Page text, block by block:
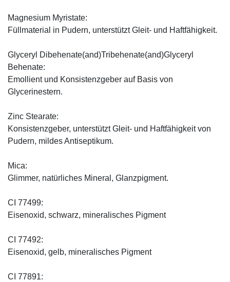
Magnesium Myristate:
Füllmaterial in Pudern, unterstützt Gleit- und Haftfähigkeit.
Glyceryl Dibehenate(and)Tribehenate(and)Glyceryl
Behenate:
Emollient und Konsistenzgeber auf Basis von
Glycerinestern.
Zinc Stearate:
Konsistenzgeber, unterstützt Gleit- und Haftfähigkeit von
Pudern, mildes Antiseptikum.
Mica:
Glimmer, natürliches Mineral, Glanzpigment.
CI 77499:
Eisenoxid, schwarz, mineralisches Pigment
CI 77492:
Eisenoxid, gelb, mineralisches Pigment
CI 77891: